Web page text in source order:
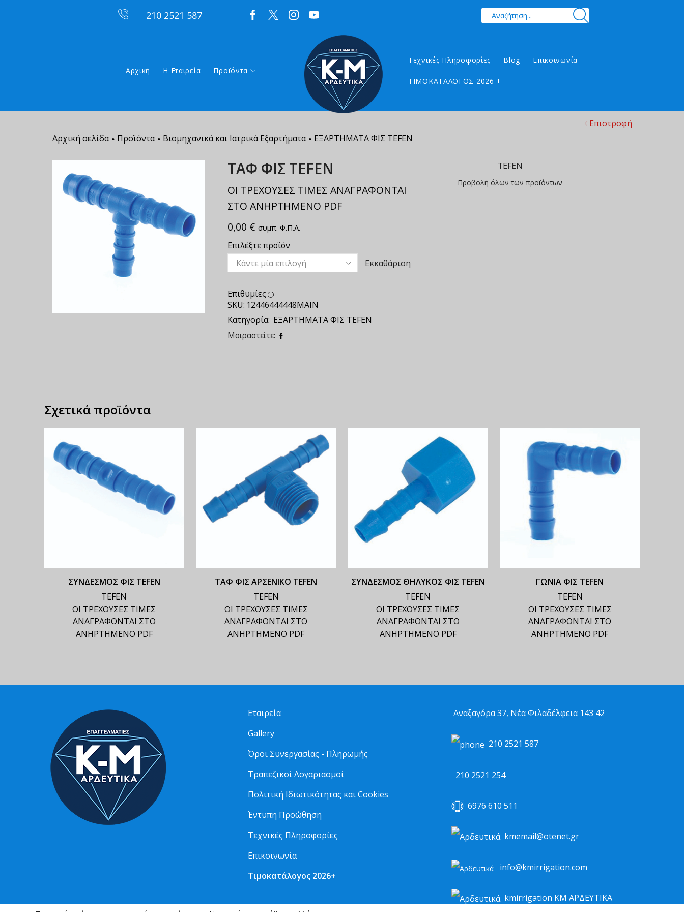
210 2521 587
Αρχική Η Εταιρεία Προϊόντα
Τεχνικές Πληροφορίες Blog Επικοινωνία
ΤΙΜΟΚΑΤΑΛΟΓΟΣ 2026 +
Αρχική σελίδα • Προϊόντα • Βιομηχανικά και Ιατρικά Εξαρτήματα • ΕΞΑΡΤΗΜΑΤΑ ΦΙΣ TEFEN
Επιστροφή
ΤΑΦ ΦΙΣ TEFEN
ΟΙ ΤΡΕΧΟΥΣΕΣ ΤΙΜΕΣ ΑΝΑΓΡΑΦΟΝΤΑΙ
ΣΤΟ ΑΝΗΡΤΗΜΕΝΟ PDF
0,00 € συμπ. Φ.Π.Α.
Επιλέξτε προϊόν
Εκκαθάριση
Επιθυμίες
SKU: 12446444448MAIN
Κατηγορία: ΕΞΑΡΤΗΜΑΤΑ ΦΙΣ TEFEN
Μοιραστείτε:
TEFEN
Προβολή όλων των προϊόντων
Σχετικά προϊόντα
ΣΥΝΔΕΣΜΟΣ ΦΙΣ TEFEN
TEFEN
ΟΙ ΤΡΕΧΟΥΣΕΣ ΤΙΜΕΣ
ΑΝΑΓΡΑΦΟΝΤΑΙ ΣΤΟ
ΑΝΗΡΤΗΜΕΝΟ PDF
ΤΑΦ ΦΙΣ ΑΡΣΕΝΙΚΟ TEFEN
TEFEN
ΟΙ ΤΡΕΧΟΥΣΕΣ ΤΙΜΕΣ
ΑΝΑΓΡΑΦΟΝΤΑΙ ΣΤΟ
ΑΝΗΡΤΗΜΕΝΟ PDF
ΣΥΝΔΕΣΜΟΣ ΘΗΛΥΚΟΣ ΦΙΣ TEFEN
TEFEN
ΟΙ ΤΡΕΧΟΥΣΕΣ ΤΙΜΕΣ
ΑΝΑΓΡΑΦΟΝΤΑΙ ΣΤΟ
ΑΝΗΡΤΗΜΕΝΟ PDF
ΓΩΝΙΑ ΦΙΣ TEFEN
TEFEN
ΟΙ ΤΡΕΧΟΥΣΕΣ ΤΙΜΕΣ
ΑΝΑΓΡΑΦΟΝΤΑΙ ΣΤΟ
ΑΝΗΡΤΗΜΕΝΟ PDF
Εταιρεία
Gallery
Όροι Συνεργασίας - Πληρωμής
Τραπεζικοί Λογαριασμοί
Πολιτική Ιδιωτικότητας και Cookies
Έντυπη Προώθηση
Τεχνικές Πληροφορίες
Επικοινωνία
Τιμοκατάλογος 2026+
Αναξαγόρα 37, Νέα Φιλαδέλφεια 143 42
210 2521 587
210 2521 254
6976 610 511
kmemail@otenet.gr
info@kmirrigation.com
kmirrigation ΚΜ ΑΡΔΕΥΤΙΚΑ